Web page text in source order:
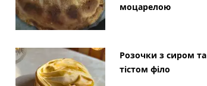
моцарелою
Розочки з сиром та
тістом філо